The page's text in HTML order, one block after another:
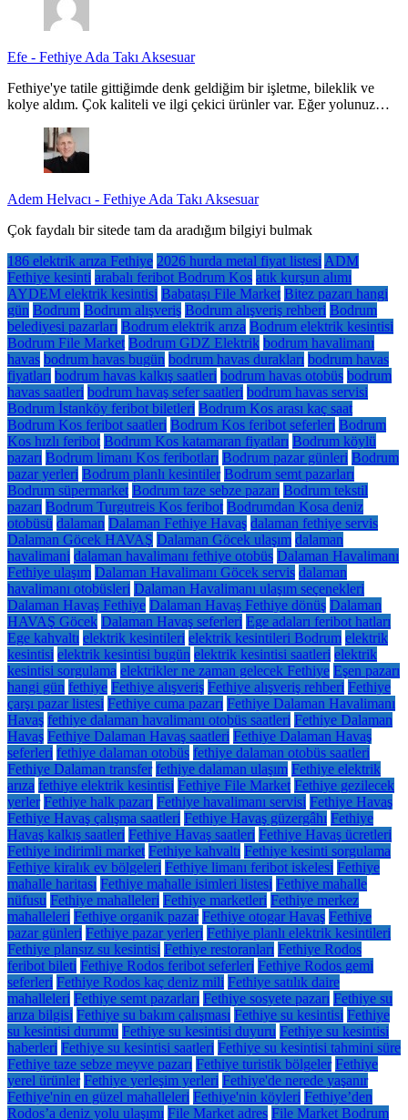
Efe - Fethiye Ada Takı Aksesuar
Fethiye'ye tatile gittiğimde denk geldiğim bir işletme, bileklik ve
kolye aldım. Çok kaliteli ve ilgi çekici ürünler var. Eğer yolunuz…
Adem Helvacı - Fethiye Ada Takı Aksesuar
Çok faydalı bir sitede tam da aradığım bilgiyi bulmak
186 elektrik arıza Fethiye 2026 hurda metal fiyat listesi ADM
Fethiye kesinti arabalı feribot Bodrum Kos atık kurşun alımı
AYDEM elektrik kesintisi Babataşı File Market Bitez pazarı hangi
gün Bodrum Bodrum alışveriş Bodrum alışveriş rehberi Bodrum
belediyesi pazarları Bodrum elektrik arıza Bodrum elektrik kesintisi
Bodrum File Market Bodrum GDZ Elektrik bodrum havalimanı
havas bodrum havas bugün bodrum havas durakları bodrum havas
fiyatları bodrum havas kalkış saatleri bodrum havas otobüs bodrum
havas saatleri bodrum havaş sefer saatleri bodrum havas servisi
Bodrum İstanköy feribot biletleri Bodrum Kos arası kaç saat
Bodrum Kos feribot saatleri Bodrum Kos feribot seferleri Bodrum
Kos hızlı feribot Bodrum Kos katamaran fiyatları Bodrum köylü
pazarı Bodrum limanı Kos feribotları Bodrum pazar günleri Bodrum
pazar yerleri Bodrum planlı kesintiler Bodrum semt pazarları
Bodrum süpermarket Bodrum taze sebze pazarı Bodrum tekstil
pazarı Bodrum Turgutreis Kos feribot Bodrumdan Kosa deniz
otobüsü dalaman Dalaman Fethiye Havaş dalaman fethiye servis
Dalaman Göcek HAVAŞ Dalaman Göcek ulaşım dalaman
havalimani dalaman havalimanı fethiye otobüs Dalaman Havalimanı
Fethiye ulaşım Dalaman Havalimanı Göcek servis dalaman
havalimanı otobüsleri Dalaman Havalimanı ulaşım seçenekleri
Dalaman Havaş Fethiye Dalaman Havaş Fethiye dönüş Dalaman
HAVAŞ Göcek Dalaman Havaş seferleri Ege adaları feribot hatları
Ege kahvaltı elektrik kesintileri elektrik kesintileri Bodrum elektrik
kesintisi elektrik kesintisi bugün elektrik kesintisi saatleri elektrik
kesintisi sorgulama elektrikler ne zaman gelecek Fethiye Eşen pazarı
hangi gün fethiye Fethiye alışveriş Fethiye alışveriş rehberi Fethiye
çarşı pazar listesi Fethiye cuma pazarı Fethiye Dalaman Havalimanı
Havaş fethiye dalaman havalimanı otobüs saatleri Fethiye Dalaman
Havaş Fethiye Dalaman Havaş saatleri Fethiye Dalaman Havaş
seferleri fethiye dalaman otobüs fethiye dalaman otobüs saatleri
Fethiye Dalaman transfer fethiye dalaman ulaşım Fethiye elektrik
arıza fethiye elektrik kesintisi Fethiye File Market Fethiye gezilecek
yerler Fethiye halk pazarı Fethiye havalimanı servisi Fethiye Havaş
Fethiye Havaş çalışma saatleri Fethiye Havaş güzergâhı Fethiye
Havaş kalkış saatleri Fethiye Havaş saatleri Fethiye Havaş ücretleri
Fethiye indirimli market Fethiye kahvaltı Fethiye kesinti sorgulama
Fethiye kiralık ev bölgeleri Fethiye limanı feribot iskelesi Fethiye
mahalle haritası Fethiye mahalle isimleri listesi Fethiye mahalle
nüfusu Fethiye mahalleleri Fethiye marketleri Fethiye merkez
mahalleleri Fethiye organik pazar Fethiye otogar Havaş Fethiye
pazar günleri Fethiye pazar yerleri Fethiye planlı elektrik kesintileri
Fethiye plansız su kesintisi Fethiye restoranları Fethiye Rodos
feribot bileti Fethiye Rodos feribot seferleri Fethiye Rodos gemi
seferleri Fethiye Rodos kaç deniz mili Fethiye satılık daire
mahalleleri Fethiye semt pazarları Fethiye sosyete pazarı Fethiye su
arıza bilgisi Fethiye su bakım çalışması Fethiye su kesintisi Fethiye
su kesintisi durumu Fethiye su kesintisi duyuru Fethiye su kesintisi
haberleri Fethiye su kesintisi saatleri Fethiye su kesintisi tahmini süre
Fethiye taze sebze meyve pazarı Fethiye turistik bölgeler Fethiye
yerel ürünler Fethiye yerleşim yerleri Fethiye'de nerede yaşanır
Fethiye'nin en güzel mahalleleri Fethiye'nin köyleri Fethiye’den
Rodos’a deniz yolu ulaşımı File Market adres File Market Bodrum